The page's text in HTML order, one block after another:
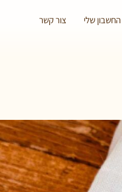
החשבון שלי צור קשר